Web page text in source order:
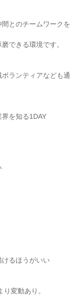
とのチームワークを
できる環境です。
ランティアなども通
界を知る1DAY
けるほうがいい
変動あり。